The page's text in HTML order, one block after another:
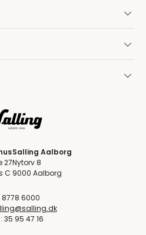
27
C
Salling Aalborg
Nytorv 8
9000 Aalborg
8778 6000
35 95 47 16